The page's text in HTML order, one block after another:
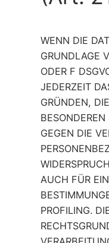
WENN DIE
GRUNDLAGE
ODER F
JEDERZEIT
GRÜNDEN,
GEGEN DIE
AUCH FÜR
PROFILING.